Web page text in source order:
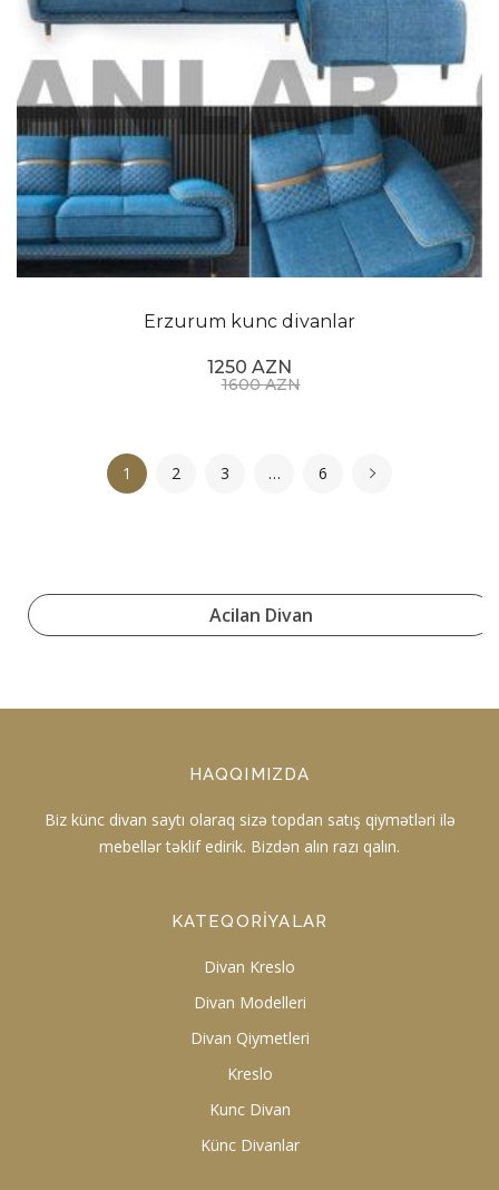
Erzurum kunc divanlar
1250 AZN
1600 AZN
1 2 3 … 6
Acilan Divan
HAQQIMIZDA
Biz künc divan saytı olaraq sizə topdan satış qiymətləri ilə
mebellər təklif edirik. Bizdən alın razı qalın.
KATEQORIYALAR
Divan Kreslo
Divan Modelleri
Divan Qiymetleri
Kreslo
Kunc Divan
Künc Divanlar